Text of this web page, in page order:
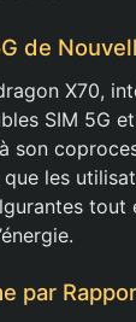
de
X70,
SIM 5G
son
les
tout
par